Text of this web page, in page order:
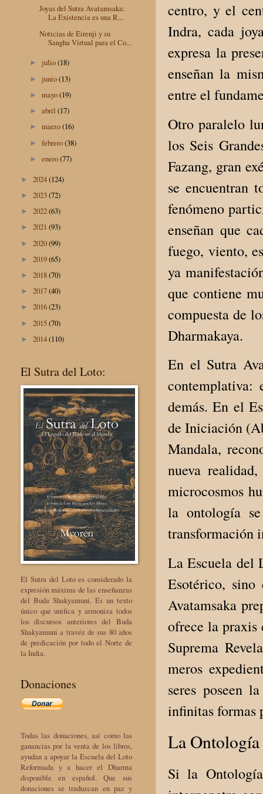
centro, y el
Indra, cada
expresa la
enseñan la
entre el
Otro paralelo
los Seis
Fazang, gran
se encuentran
fenómeno
enseñan que
fuego, viento,
ya
que contiene
compuesta de
Dharmakaya.
En el Sutra
contemplativa:
demás. En el
de Iniciación
Mandala,
nueva
microcosmos
la ontología
transformación
La Escuela del
Esotérico,
Avatamsaka
ofrece la praxis
Suprema
meros
seres poseen
infinitas formas
La
Si la
Joyas del Sutra Avatamsaka:
La Existencia es una R...
Noticias de Eirenji y su
Sangha Virtual para el Co...
► julio(18)
► junio(13)
►mayo(19)
►abril(17)
►marzo(16)
►febrero(38)
►enero(77)
► 2024(124)
► 2023(72)
► 2022(63)
► 2021 (93)
► 2020(99)
► 2019(65)
► 2018(70)
► 2017(40)
► 2016(23)
► 2015(70)
► 2014(110)
El Sutra del Loto:
El Sutra del Loto es considerado la
expresión máxima de las enseñanzas
del Buda Shakyamuni. Es un texto
único que unifica y armoniza todos
los discursos anteriores del Buda
Shakyamuni a travéz de sus 80 años
de predicación por todo el Norte de
la India.
Donaciones
Todas las donaciones, así como las
ganancias por la venta de los libros,
ayudan a apoyar la Escuela del Loto
Reformada y a hacer el Dharma
disponible en español. Que sus
donaciones se traduzcan en paz y